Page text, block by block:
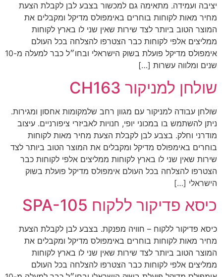
יציבה ועמידה. מתאימה גם למכשור בצבע לבן לקבלת הצעת
מחיר מאות לקוחות בוחרים באימפולס מדיקל ומקבלים את
המוצר הטוב ביותר לצד שירות שאין שני לו בארץ לקוחות
ממליצים אלפי לקוחות כבר הצטרפו להצלחה בכל העולם
אימפולס מדיקל פועלת בשוק הישראלי ובחו״ל כבר למעלה מ-10
שנים ומלווה עשרות […]
שולחן למניקור CH163
שולחן עבודה למניקור עם מגוון רחב שלמקומות אחסון ומגירות.
ניתן להשתמש בו במכוני יופי, חנויות לאביזרי ציפורניים. עיצוב
מודרני וחלק. בצבע לבן לקבלת הצעת מחיר מאות לקוחות
בוחרים באימפולס מדיקל ומקבלים את המוצר הטוב ביותר לצד
שירות שאין שני לו בארץ לקוחות ממליצים אלפי לקוחות כבר
הצטרפו להצלחה בכל העולם אימפולס מדיקל פועלת בשוק
הישראלי […]
כיסא פדיקור ללקוח SPA-105
כיסא פדיקור ללקוח – חוויה מפנקת. בצבע לבן לקבלת הצעת
מחיר מאות לקוחות בוחרים באימפולס מדיקל ומקבלים את
המוצר הטוב ביותר לצד שירות שאין שני לו בארץ לקוחות
ממליצים אלפי לקוחות כבר הצטרפו להצלחה בכל העולם